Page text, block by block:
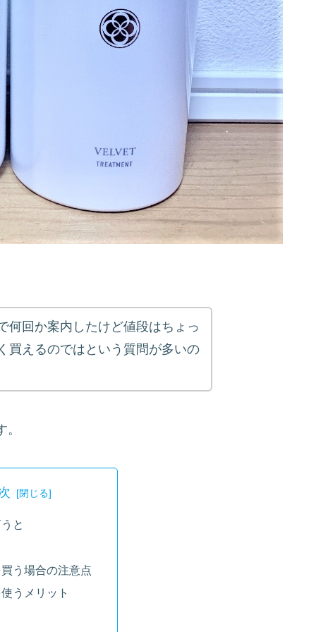
何回か案内したけど値段はちょっ
買えるのではという質問が多いの
と
う場合の注意点
うメリット